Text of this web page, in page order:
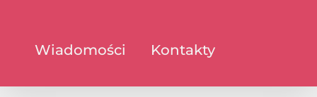
Wiadomości Kontakty